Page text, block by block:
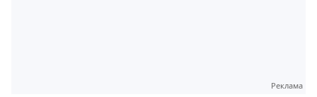
Реклама